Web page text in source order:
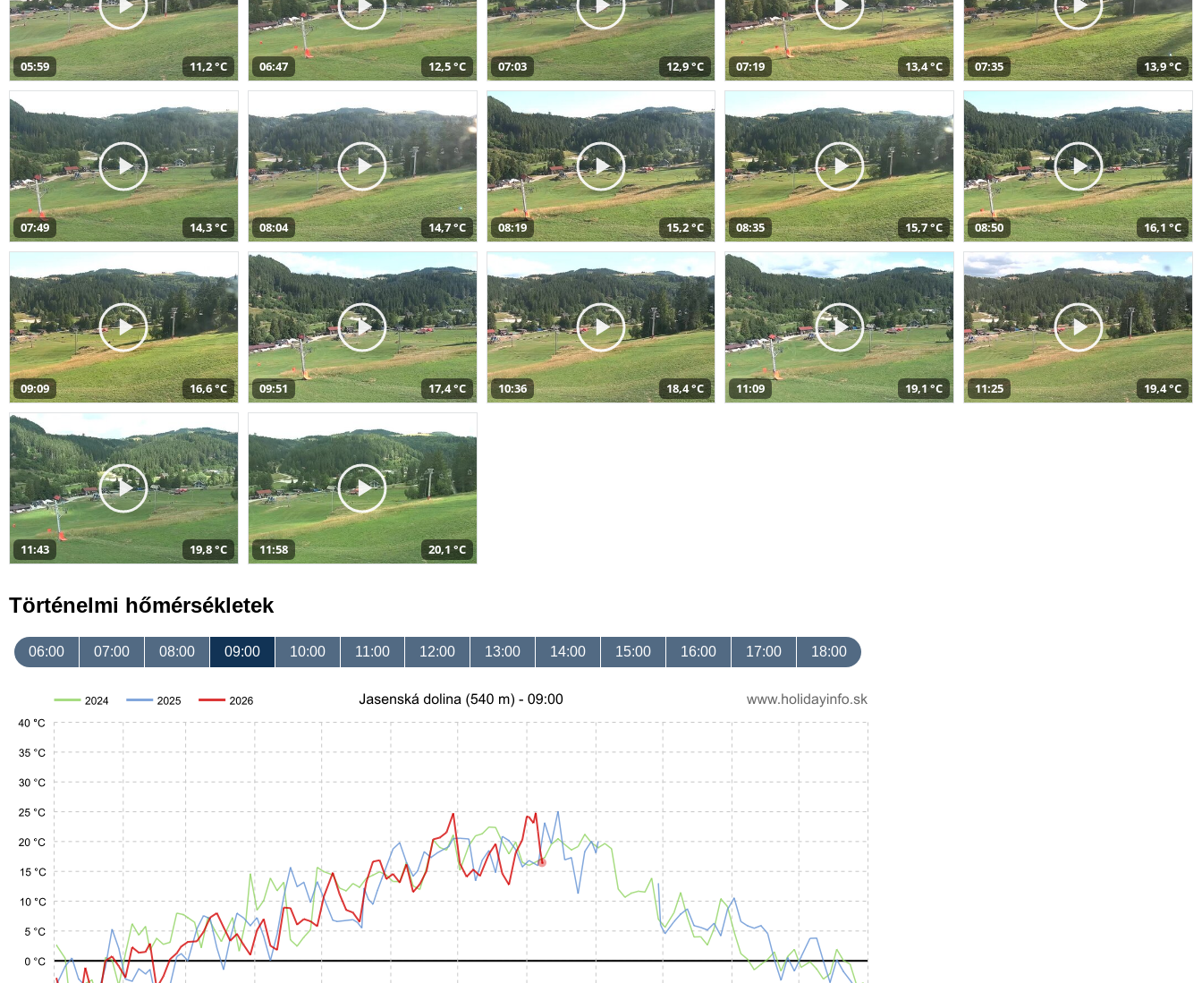
05:59 11,2 °C 06:47 12,5 °C 07:03 12,9 °C 07:19 13,4 °C 07:35 13,9 °C
07:49 14,3 °C 08:04 14,7 °C 08:19 15,2 °C 08:35 15,7 °C 08:50 16,1 °C
09:09 16,6 °C 09:51 17,4 °C 10:36 18,4 °C 11:09 19,1 °C 11:25 19,4 °C
11:43 19,8 °C 11:58 20,1 °C
Történelmi hőmérsékletek
06:00 07:00 08:00 09:00 10:00 11:00 12:00 13:00 14:00 15:00 16:00 17:00 18:00